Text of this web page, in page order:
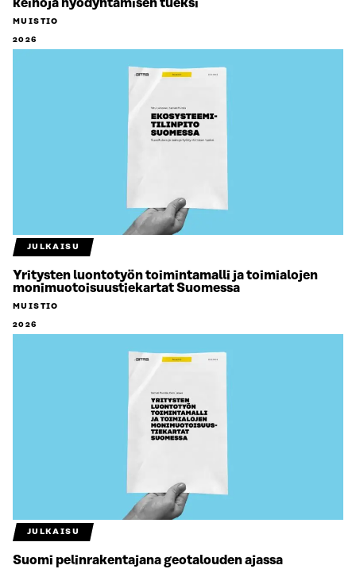
keinoja hyödyntämisen tueksi
MUISTIO
2026
JULKAISU
Yritysten luontotyön toimintamalli ja toimialojen
monimuotoisuustiekartat Suomessa
MUISTIO
2026
JULKAISU
Suomi pelinrakentajana geotalouden ajassa